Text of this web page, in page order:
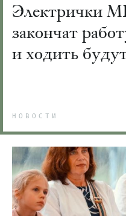
Электрички
закончат
и ходить
НОВОСТИ